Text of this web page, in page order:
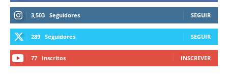
3,503 Seguidores SEGUIR
289 Seguidores SEGUIR
77 Inscritos INSCREVER